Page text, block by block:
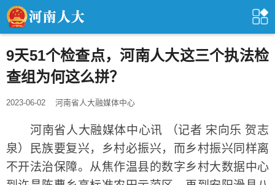
9天51个检查点，河南人大这三个执法检
查组为何这么拼？
2023-06-02 河南省人大融媒体中心
河南省人大融媒体中心讯 （记者 宋向乐 贺志
泉）民族要复兴，乡村必振兴，而乡村振兴同样离
不开法治保障。从焦作温县的数字乡村大数据中心